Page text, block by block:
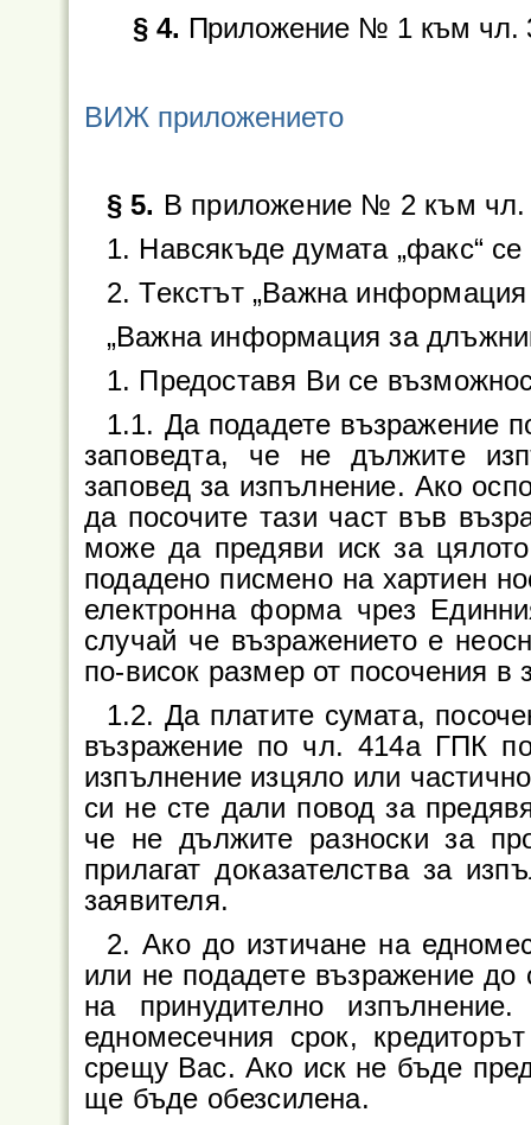
§ 4. Приложение № 1 към чл.
ВИЖ приложението
§ 5. В приложение № 2 към чл.
1. Навсякъде думата „факс“
2. Текстът „Важна
„Важна информация за
1. Предоставя Ви се
1.1. Да подадете възражение
заповедта, че не дължите
заповед за изпълнение. Ако
да посочите тази част във
може да предяви иск за
подадено писмено на хартиен
електронна форма чрез
случай че възражението е
по-висок размер от посочения в
1.2. Да платите сумата,
възражение по чл. 414а ГПК
изпълнение изцяло или
си не сте дали повод за
че не дължите разноски за
прилагат доказателства за
заявителя.
2. Ако до изтичане на
или не подадете възражение
на принудително
едномесечния срок,
срещу Вас. Ако иск не бъде
ще бъде обезсилена.